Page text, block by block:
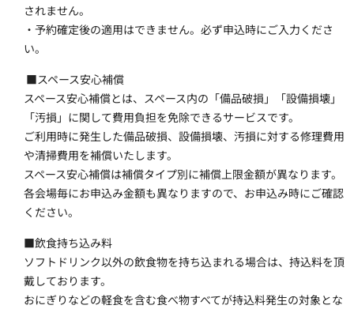
されません。
・予約確定後の適用はできません。必ず申込時にご入力くださ
い。
■スペース安心補償
スペース安心補償とは、スペース内の「備品破損」「設備損壊」
「汚損」に関して費用負担を免除できるサービスです。
ご利用時に発生した備品破損、設備損壊、汚損に対する修理費用
や清掃費用を補償いたします。
スペース安心補償は補償タイプ別に補償上限金額が異なります。
各会場毎にお申込み金額も異なりますので、お申込み時にご確認
ください。
■飲食持ち込み料
ソフトドリンク以外の飲食物を持ち込まれる場合は、持込料を頂
戴しております。
おにぎりなどの軽食を含む食べ物すべてが持込料発生の対象とな